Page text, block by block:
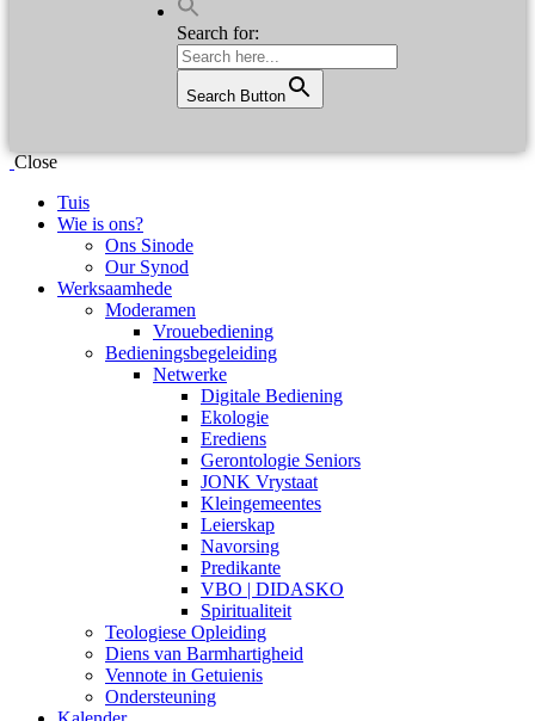
Search for:
Search Button
Close
Tuis
Wie is ons?
Ons Sinode
Our Synod
Werksaamhede
Moderamen
Vrouebediening
Bedieningsbegeleiding
Netwerke
Digitale Bediening
Ekologie
Erediens
Gerontologie Seniors
JONK Vrystaat
Kleingemeentes
Leierskap
Navorsing
Predikante
VBO | DIDASKO
Spiritualiteit
Teologiese Opleiding
Diens van Barmhartigheid
Vennote in Getuienis
Ondersteuning